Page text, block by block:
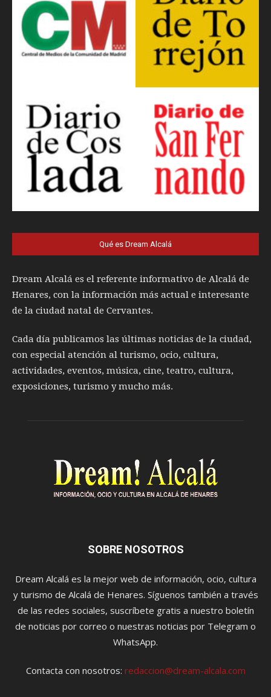
Qué es Dream Alcalá
Dream Alcalá es el referente informativo de Alcalá de
Henares, con la información más actual e interesante
de la ciudad natal de Cervantes.
Cada día publicamos las últimas noticias de la ciudad,
con especial atención al turismo, ocio, cultura,
actividades, eventos, música, cine, teatro, cultura,
exposiciones, turismo y mucho más.
SOBRE NOSOTROS
Dream Alcalá es la mejor web de información, ocio, cultura
y turismo de Alcalá de Henares. Síguenos también a través
de las redes sociales, suscríbete gratis a nuestro boletín
de noticias por correo o nuestras noticias por Telegram o
WhatsApp.
Contacta con nosotros: redaccion@dream-alcala.com